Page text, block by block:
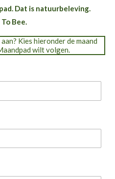
Dat is natuurbeleving.
Bee.
Kies hieronder de maand
wilt volgen.